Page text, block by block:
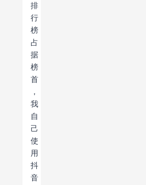
排
行
榜
占
据
榜
首
，
我
自
己
使
用
抖
音